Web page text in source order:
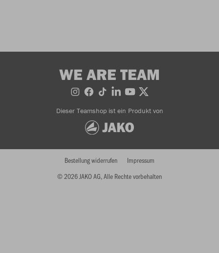
WE ARE TEAM
Dieser Teamshop ist ein Produkt von
© 2026 JAKO AG, Alle Rechte vorbehalten
Bestellung widerrufen Impressum